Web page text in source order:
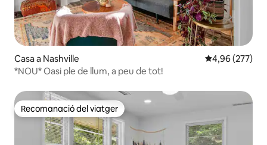
Casa a Nashville 4,96 de
4,96 (277)
*NOU* Oasi ple de llum, a peu de tot!
Recomanació del viatger
Recomanació del viatger